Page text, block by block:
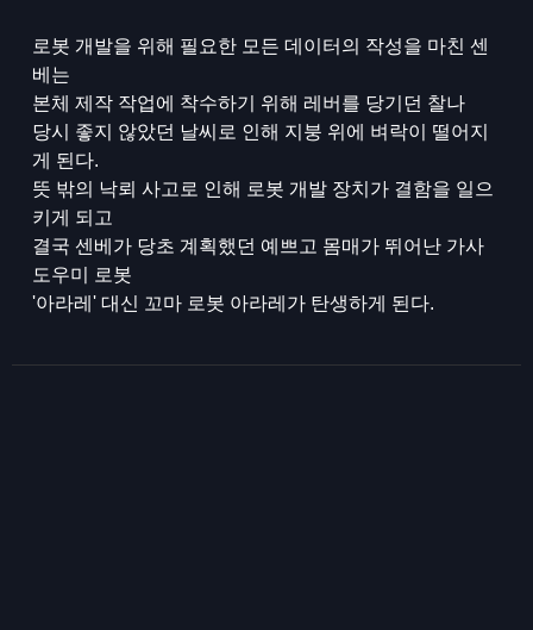
로봇 개발을 위해 필요한 모든 데이터의 작성을 마친 센
베는
본체 제작 작업에 착수하기 위해 레버를 당기던 찰나
당시 좋지 않았던 날씨로 인해 지붕 위에 벼락이 떨어지
게 된다.
뜻 밖의 낙뢰 사고로 인해 로봇 개발 장치가 결함을 일으
키게 되고
결국 센베가 당초 계획했던 예쁘고 몸매가 뛰어난 가사
도우미 로봇
'아라레' 대신 꼬마 로봇 아라레가 탄생하게 된다.